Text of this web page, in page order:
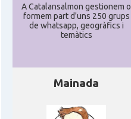
A Catalansalmon gestionem o
formem part d'uns 250 grups
de whatsapp, geogràfics i
temàtics
Mainada